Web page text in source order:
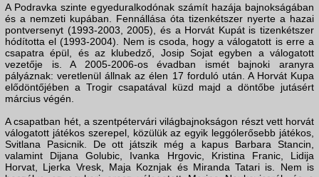
A Podravka szinte egyeduralkodónak számít hazája bajnokságában
és a nemzeti kupában. Fennállása óta tizenkétszer nyerte a hazai
pontversenyt (1993-2003, 2005), és a Horvát Kupát is tizenkétszer
hódította el (1993-2004). Nem is csoda, hogy a válogatott is erre a
csapatra épül, és az klubedző, Josip Sojat egyben a válogatott
vezetője is. A 2005-2006-os évadban ismét bajnoki aranyra
pályáznak: veretlenül állnak az élen 17 forduló után. A Horvát Kupa
elődöntőjében a Trogir csapatával küzd majd a döntőbe jutásért
március végén.
A csapatban hét, a szentpétervári világbajnokságon részt vett horvát
válogatott játékos szerepel, közülük az egyik leggólerősebb játékos,
Svitlana Pasicnik. De ott játszik még a kapus Barbara Stancin,
valamint Dijana Golubic, Ivanka Hrgovic, Kristina Franic, Lidija
Horvat, Ljerka Vresk, Maja Koznjak és Miranda Tatari is. Nem is